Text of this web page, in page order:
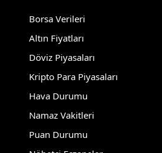
Borsa Verileri
Altın Fiyatları
Döviz Piyasaları
Kripto Para Piyasaları
Hava Durumu
Namaz Vakitleri
Puan Durumu